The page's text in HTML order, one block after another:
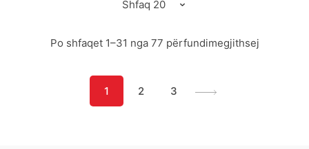
Po shfaqet 1–31 nga 77 përfundimegjithsej
1 2 3